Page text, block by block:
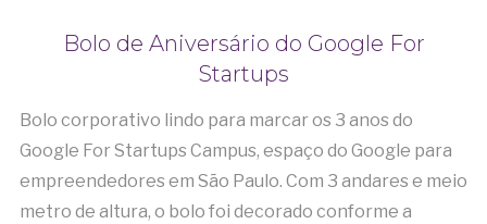
Bolo de Aniversário do Google For
Startups
Bolo corporativo lindo para marcar os 3 anos do
Google For Startups Campus, espaço do Google para
empreendedores em São Paulo. Com 3 andares e meio
metro de altura, o bolo foi decorado conforme a